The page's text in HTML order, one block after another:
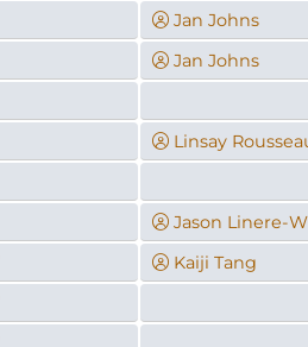
Jan Johns
Jan Johns
Linsay
Jason Linere-
Kaiji Tang